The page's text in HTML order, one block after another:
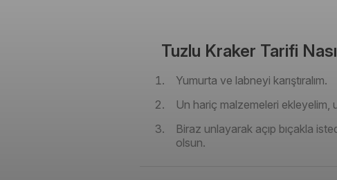
Tuzlu Kraker Tarifi
Yumurta ve labneyi karıştıralım.
Un hariç malzemeleri
Biraz unlayarak açıp bıçakla
olsun.